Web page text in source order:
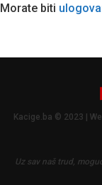
Morate biti
Kacige.ba © 2023 |
Uz sav naš trud,